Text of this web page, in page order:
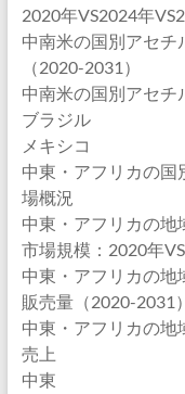
2020年VS2024年
中南米の国別アセチ
（2020-2031）
中南米の国別アセチ
ブラジル
メキシコ
中東・アフリカの国
場概況
中東・アフリカの地
市場規模：2020年
中東・アフリカの地
販売量（2020-2031）
中東・アフリカの地
売上
中東